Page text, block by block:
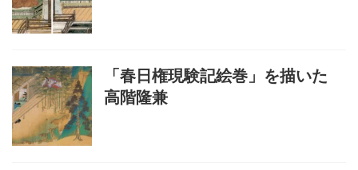
「春日権現験記絵巻」を描いた
高階隆兼